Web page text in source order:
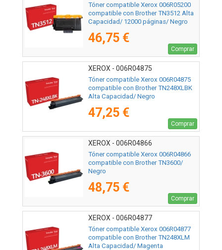
Tóner compatible Xerox 006R05200
compatible con Brother TN3512 Alta
Capacidad/ 12000 páginas/ Negro
46,75 €
Comprar
XEROX - 006R04875
Tóner compatible Xerox 006R04875
compatible con Brother TN248XLBK
Alta Capacidad/ Negro
47,25 €
Comprar
XEROX - 006R04866
Tóner compatible Xerox 006R04866
compatible con Brother TN3600/
Negro
48,75 €
Comprar
XEROX - 006R04877
Tóner compatible Xerox 006R04877
compatible con Brother TN248XLM
Alta Capacidad/ Magenta